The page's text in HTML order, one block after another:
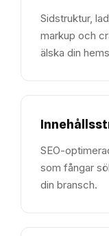
Sidstruktur,
markup och
älska din
SEO-
som fångar
din bransch.